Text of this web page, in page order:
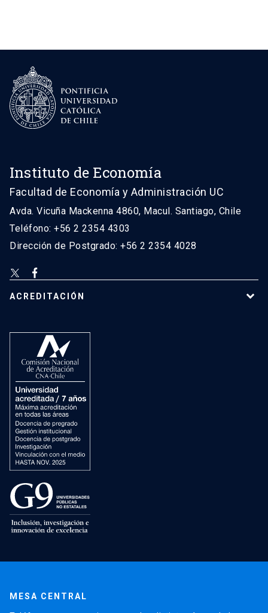
Instituto de Economía
Facultad de Economía y Administración UC
Avda. Vicuña Mackenna 4860, Macul. Santiago, Chile
Teléfono: +56 2 2354 4303
Dirección de Postgrado: +56 2 2354 4028
ACREDITACIÓN
MESA CENTRAL